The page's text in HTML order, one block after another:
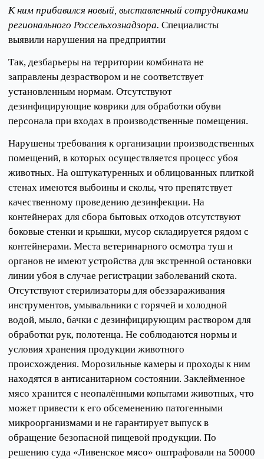
К ним прибавился новый, выставленный сотрудниками
регионального Россельхознадзора. Специалисты
выявили нарушения на предприятии
Так, дезбарьеры на территории комбината не
заправлены дезраствором и не соответствует
установленным нормам. Отсутствуют
дезинфицирующие коврики для обработки обуви
персонала при входах в производственные помещения.
Нарушены требования к организации производственных
помещений, в которых осуществляется процесс убоя
животных. На оштукатуренных и облицованных плиткой
стенах имеются выбоины и сколы, что препятствует
качественному проведению дезинфекции. На
контейнерах для сбора бытовых отходов отсутствуют
боковые стенки и крышки, мусор складируется рядом с
контейнерами. Места ветеринарного осмотра туш и
органов не имеют устройства для экстренной остановки
линии убоя в случае регистрации заболеваний скота.
Отсутствуют стерилизаторы для обеззараживания
инструментов, умывальники с горячей и холодной
водой, мыло, бачки с дезинфицирующим раствором для
обработки рук, полотенца. Не соблюдаются нормы и
условия хранения продукции животного
происхождения. Морозильные камеры и проходы к ним
находятся в антисанитарном состоянии. Заклейменное
мясо хранится с неопалёнными копытами животных, что
может привести к его обсеменению патогенными
микроорганизмами и не гарантирует выпуск в
обращение безопасной пищевой продукции. По
решению суда «Ливенское мясо» оштрафовали на 50000